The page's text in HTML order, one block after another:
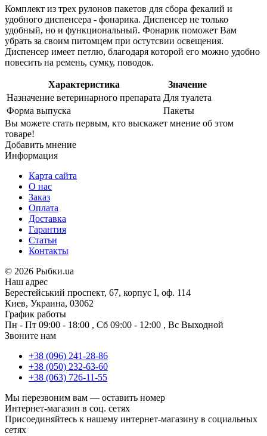
Комплект из трех рулонов пакетов для сбора фекалий и
удобного диспенсера - фонарика. Диспенсер не только
удобный, но и функциональный. Фонарик поможет Вам
убрать за своим питомцем при остутсвии освещения.
Диспенсер имеет петлю, благодаря которой его можно удобно
повесить на ремень, сумку, поводок.
Характеристика
Значение
Назначение ветеринарного препарата Для туалета
Форма выпуска
Пакеты
Вы можете стать первым, кто выскажет мнение об этом
товаре!
Добавить мнение
Информация
Карта сайта
О нас
Заказ
Оплата
Доставка
Гарантия
Статьи
Контакты
© 2026 Рыбки.ua
Наш адрес
Берестейський проспект, 67, корпус I, оф. 114
Киев, Украина, 03062
График работы
Пн - Пт 09:00 - 18:00 , Сб 09:00 - 12:00 , Вс Выходной
Звоните нам
+38 (096) 241-28-86
+38 (050) 232-63-60
+38 (063) 726-11-55
Мы перезвоним вам — оставить номер
Интернет-магазин в соц. сетях
Присоединяйтесь к нашему интернет-магазину в социальных
сетях